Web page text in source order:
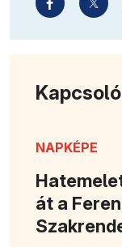
NAPKÉPE
át a